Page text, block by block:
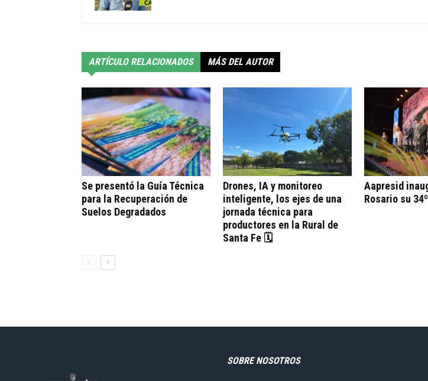
ARTÍCULO RELACIONADOS MÁS DEL AUTOR
Se presentó la Guía Técnica
para la Recuperación de
Suelos Degradados
Drones, IA y monitoreo
inteligente, los ejes de una
jornada técnica para
productores en la Rural de
Santa Fe 🗓
Aapresid
Rosario su
SOBRE NOSOTROS